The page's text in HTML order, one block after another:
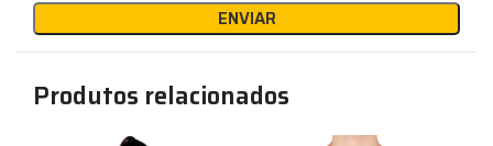
Produtos relacionados